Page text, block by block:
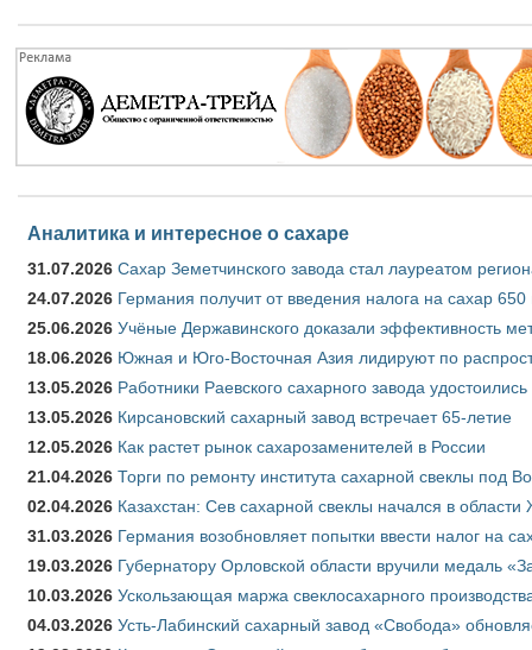
Аналитика и интересное о сахаре
31.07.2026 Сахар Земетчинского завода стал лауреатом
24.07.2026 Германия получит от введения налога на сахар
25.06.2026 Учёные Державинского доказали эффективность
18.06.2026 Южная и Юго-Восточная Азия лидируют по
13.05.2026 Работники Раевского сахарного завода удостоились
13.05.2026 Кирсановский сахарный завод встречает 65-летие
12.05.2026 Как растет рынок сахарозаменителей в России
21.04.2026 Торги по ремонту института сахарной свеклы под
02.04.2026 Казахстан: Сев сахарной свеклы начался в области
31.03.2026 Германия возобновляет попытки ввести налог на
19.03.2026 Губернатору Орловской области вручили медаль
10.03.2026 Ускользающая маржа свеклосахарного
04.03.2026 Усть-Лабинский сахарный завод «Свобода»